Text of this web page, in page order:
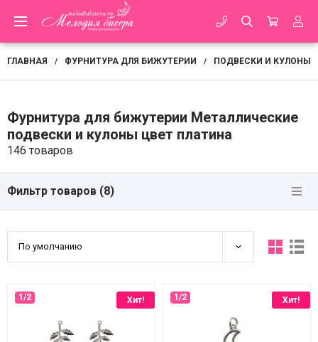
ГЛАВНАЯ / ФУРНИТУРА ДЛЯ БИЖУТЕРИИ / ПОДВЕСКИ И КУЛОНЫ
Фурнитура для бижутерии Металлические
подвески и кулоны цвет платина
146 товаров
Фильтр товаров (8)
По умолчанию
Хит! Хит!